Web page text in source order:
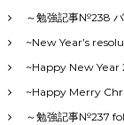
～勉強記事№238
~New Year’s
~Happy New Year
~Happy Merry
～勉強記事№237